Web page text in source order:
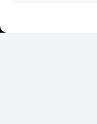
Kontaktuppgifter